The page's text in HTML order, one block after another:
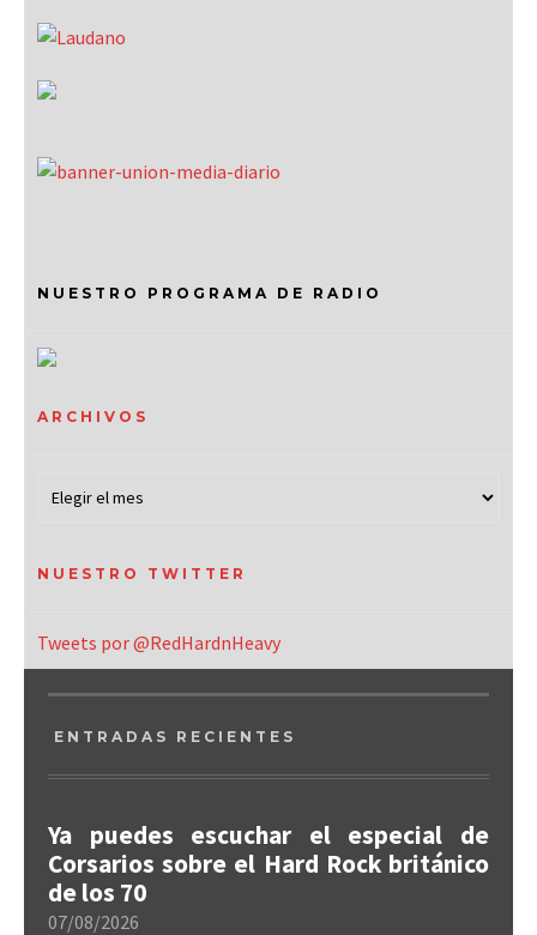
NUESTRO PROGRAMA DE RADIO
ARCHIVOS
NUESTRO TWITTER
Tweets por @RedHardnHeavy
ENTRADAS RECIENTES
Ya puedes escuchar el especial de
Corsarios sobre el Hard Rock británico
de los 70
07/08/2026